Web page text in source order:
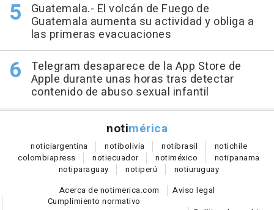
Guatemala.- El volcán de Fuego de
Guatemala aumenta su actividad y obliga a
las primeras evacuaciones
Telegram desaparece de la App Store de
Apple durante unas horas tras detectar
contenido de abuso sexual infantil
notimérica
noticiargentina notibolivia notibrasil notichile
colombiapress notiecuador notiméxico notipanama
notiparaguay notiperú notiuruguay
Acerca de notimerica.com
Aviso legal
Cumplimiento normativo